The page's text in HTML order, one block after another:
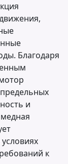
Благодаря
и
к